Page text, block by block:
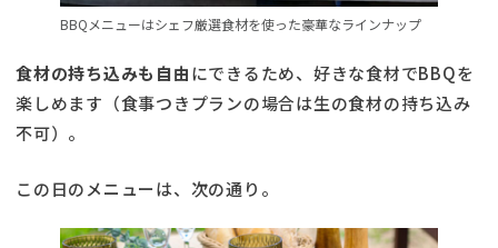
BBQメニューはシェフ厳選食材を使った豪華なラインナップ
食材の持ち込みも自由にできるため、好きな食材でBBQを
楽しめます（食事つきプランの場合は生の食材の持ち込み
不可）。
この日のメニューは、次の通り。